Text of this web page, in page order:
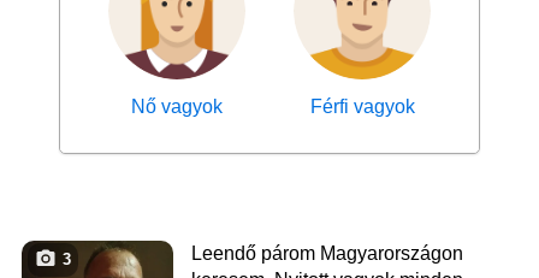
Nő vagyok Férfi vagyok
3
Leendő párom Magyarországon